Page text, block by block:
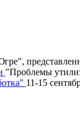
"Проблемы
11-15